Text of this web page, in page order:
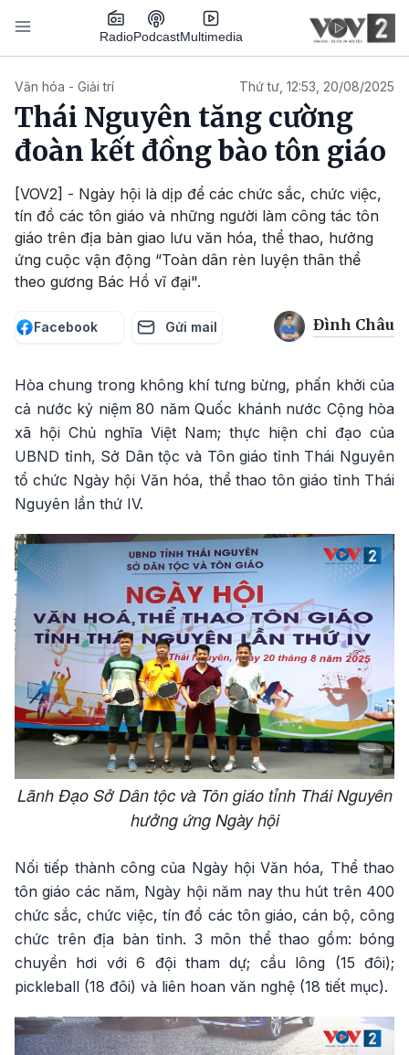
Nhảy đến nội dung
RadioPodcastMultimedia
Văn hóa - Giải trí Thứ tư, 12:53, 20/08/2025
Thái Nguyên tăng cường
đoàn kết đồng bào tôn giáo
[VOV2] - Ngày hội là dịp để các chức sắc, chức việc,
tín đồ các tôn giáo và những người làm công tác tôn
giáo trên địa bàn giao lưu văn hóa, thể thao, hưởng
ứng cuộc vận động “Toàn dân rèn luyện thân thể
theo gương Bác Hồ vĩ đại".
Facebook Gửi mail Đình Châu
Hòa chung trong không khí tưng bừng, phấn khởi của
cả nước kỷ niệm 80 năm Quốc khánh nước Cộng hòa
xã hội Chủ nghĩa Việt Nam; thực hiện chỉ đạo của
UBND tỉnh, Sở Dân tộc và Tôn giáo tỉnh Thái Nguyên
tổ chức Ngày hội Văn hóa, thể thao tôn giáo tỉnh Thái
Nguyên lần thứ IV.
Lãnh Đạo Sở Dân tộc và Tôn giáo tỉnh Thái Nguyên
hưởng ứng Ngày hội
Nối tiếp thành công của Ngày hội Văn hóa, Thể thao
tôn giáo các năm, Ngày hội năm nay thu hút trên 400
chức sắc, chức việc, tín đồ các tôn giáo, cán bộ, công
chức trên địa bàn tỉnh. 3 môn thể thao gồm: bóng
chuyền hơi với 6 đội tham dự; cầu lông (15 đôi);
pickleball (18 đôi) và liên hoan văn nghệ (18 tiết mục).